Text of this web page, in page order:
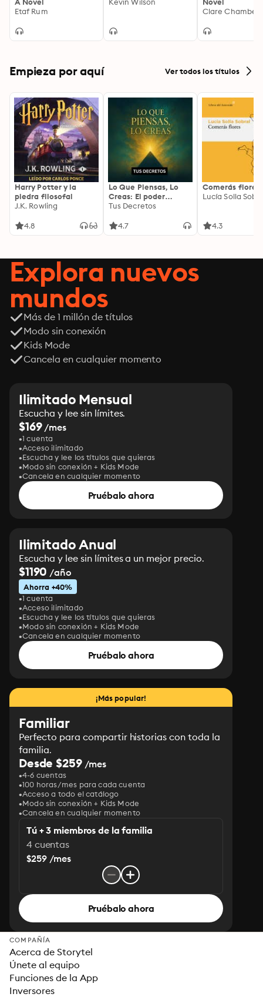
Etaf Rum
Clare Chambers
Empieza por aquí Ver todos los títulos
Harry Potter y la
piedra filosofal
J.K. Rowling
4.8
Lo Que Piensas, Lo
Creas: El poder
invisible de tus
tu energía para
Tus Decretos
4.7
Comerás flores
Lucía Solla
4.3
Explora nuevos
mundos
Más de 1 millón de títulos
Modo sin conexión
Kids Mode
Cancela en cualquier momento
Ilimitado Mensual
Escucha y lee sin límites.
$169/mes
1 cuenta
Acceso ilimitado
Escucha y lee los títulos que quieras
Modo sin conexión + Kids Mode
Cancela en cualquier momento
Pruébalo ahora
Ilimitado Anual
Escucha y lee sin límites a un mejor precio.
$1190 /año
Ahorra +40%
1 cuenta
Acceso ilimitado
Escucha y lee los títulos que quieras
Modo sin conexión + Kids Mode
Cancela en cualquier momento
Pruébalo ahora
¡Más popular!
Familiar
Perfecto para compartir historias con toda la
familia.
Desde $259/mes
4-6 cuentas
100 horas/mes para cada cuenta
Acceso a todo el catálogo
Modo sin conexión + Kids Mode
Cancela en cualquier momento
Tú + 3 miembros de la familia
4 cuentas
$259 /mes
Pruébalo ahora
COMPAÑÍA
Acerca de Storytel
Únete al equipo
Funciones de la App
Inversores